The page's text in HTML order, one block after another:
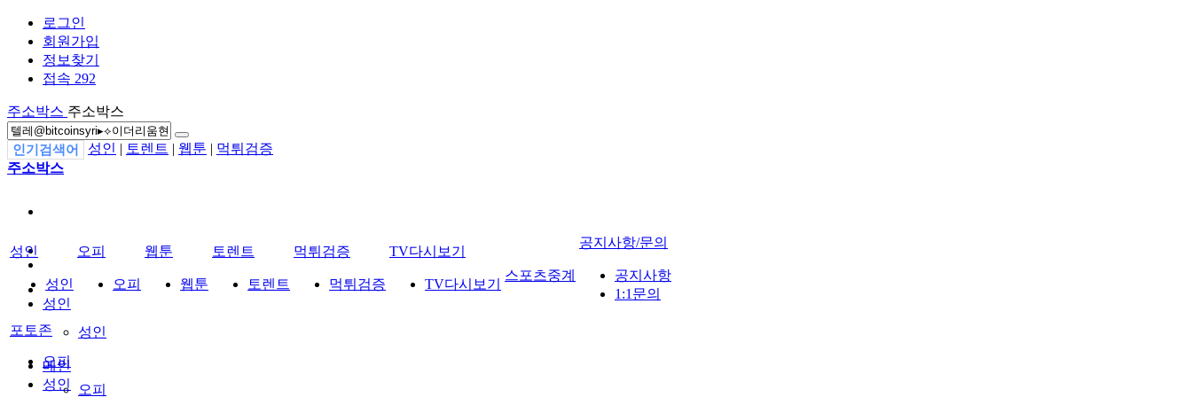
로그인
회원가입
정보찾기
접속 292
주소박스 주소박스
인기검색어 성인 | 토렌트 | 웹툰 | 먹튀검증
주소박스
성인
성인
오피
오피
성인
성인
오피
오피
웹툰
웹툰
토렌트
토렌트
먹튀검증
먹튀검증
TV다시보기
TV다시보기
스포츠중계
공지사항/문의
공지사항
1:1문의
포토존
메인
성인